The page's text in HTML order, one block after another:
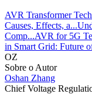
AVR Transformer
Causes, Effects, a...
Comp...AVR for 5G
in Smart Grid: Future
OZ
Sobre o Autor
Oshan Zhang
Chief Voltage